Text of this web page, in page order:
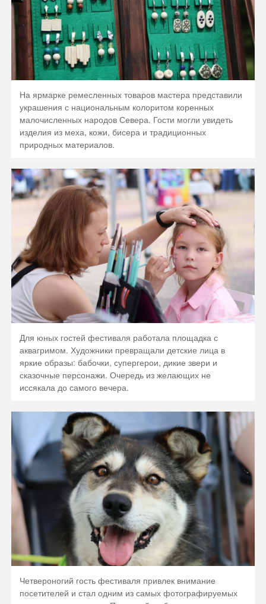
На ярмарке ремесленных товаров мастера представили
украшения с национальным колоритом коренных
малочисленных народов Севера. Гости могли увидеть
изделия из меха, кожи, бисера и традиционных
природных материалов.
Для юных гостей фестиваля работала площадка с
аквагримом. Художники превращали детские лица в
яркие образы: бабочки, супергерои, дикие звери и
сказочные персонажи. Очередь из желающих не
иссякала до самого вечера.
Четвероногий гость фестиваля привлек внимание
посетителей и стал одним из самых фотографируемых